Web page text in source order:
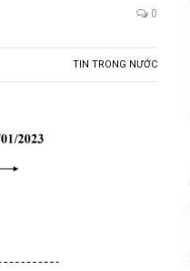
0
TIN TRONG NƯỚC